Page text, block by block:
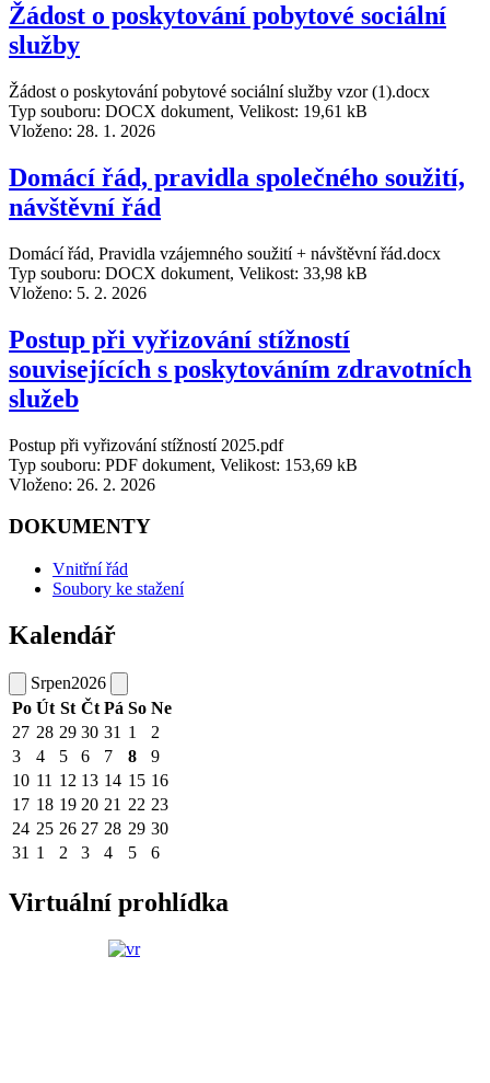
Žádost o poskytování pobytové sociální
služby
Žádost o poskytování pobytové sociální služby vzor (1).docx
Typ souboru: DOCX dokument, Velikost: 19,61 kB
Vloženo: 28. 1. 2026
Domácí řád, pravidla společného soužití,
návštěvní řád
Domácí řád, Pravidla vzájemného soužití + návštěvní řád.docx
Typ souboru: DOCX dokument, Velikost: 33,98 kB
Vloženo: 5. 2. 2026
Postup při vyřizování stížností
souvisejících s poskytováním zdravotních
služeb
Postup při vyřizování stížností 2025.pdf
Typ souboru: PDF dokument, Velikost: 153,69 kB
Vloženo: 26. 2. 2026
DOKUMENTY
Vnitřní řád
Soubory ke stažení
Kalendář
Srpen2026
Po Út St Čt Pá So Ne
27 28 29 30 31 1
2
3
4 5 6 7 8
9
10 11 12 13 14 15 16
17 18 19 20 21 22 23
24 25 26 27 28 29 30
31 1 2 3 4 5 6
Virtuální prohlídka